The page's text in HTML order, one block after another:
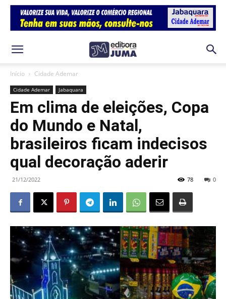
Início Cidade Ademar
Cidade Ademar Jabaquara
Em clima de eleições, Copa
do Mundo e Natal,
brasileiros ficam indecisos
qual decoração aderir
21/12/2022 0
78